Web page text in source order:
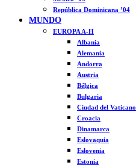
República Dominicana ’04
MUNDO
EUROPA A-H
Albania
Alemania
Andorra
Austria
Bélgica
Bulgaria
Ciudad del Vaticano
Croacia
Dinamarca
Eslovaquia
Eslovenia
Estonia